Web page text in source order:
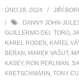
ÚNO 28, 2024 JIŘÍ
DANNY JOHN-
GUILLERMO DEL TORO,
KAREL RODEN , KAREL
BERAN , MAREK VAŠUT,
KASEY, RON PERLMAN ,
KRETSCHMANN , TONY